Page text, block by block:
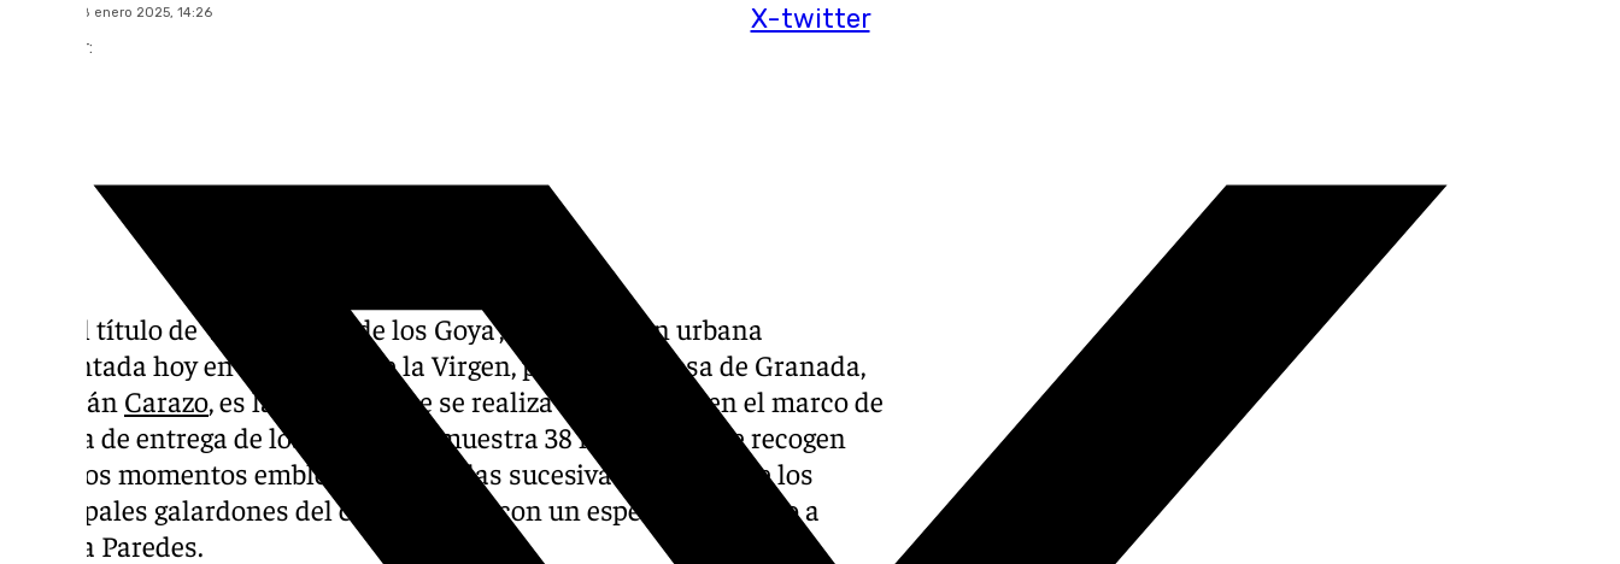
X-twitter
miércoles, 8 enero 2025, 14:26
Compartir:
Bajo el título de ‘La emoción de los Goya’, la exposición urbana
presentada hoy en la Carrera de la Virgen, por la alcaldesa de Granada,
Marifrán Carazo, es la segunda que se realiza en Granada en el marco de
la Gala de entrega de los Premios y muestra 38 imágenes que recogen
diversos momentos emblemáticos de las sucesivas entregas de los
principales galardones del cine español con un especial recuerdo a
Marisa Paredes.